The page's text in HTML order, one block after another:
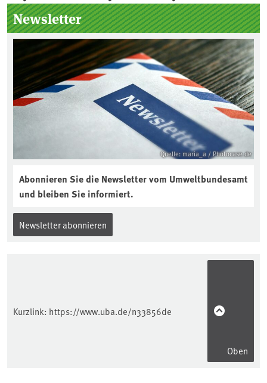
Seitenleiste
Newsletter
Quelle: maria_a / Photocase.de
Abonnieren Sie die Newsletter vom Umweltbundesamt
und bleiben Sie informiert.
Newsletter abonnieren
Kurzlink: https://www.uba.de/n33856de
Oben